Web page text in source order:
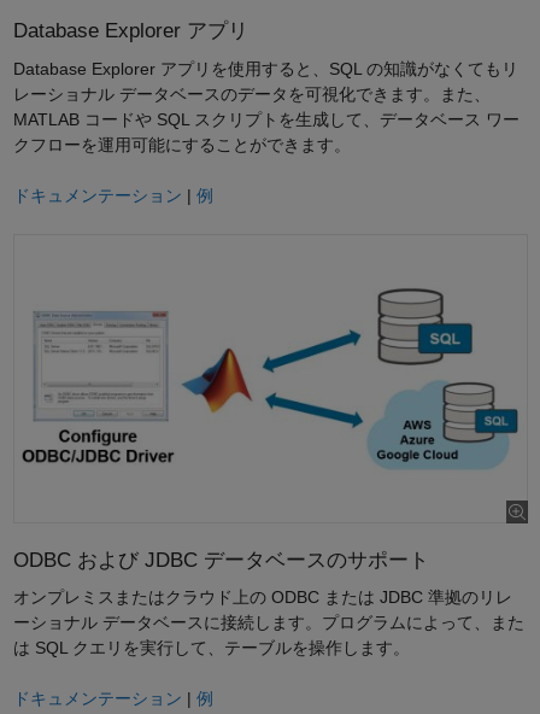
Database Explorer アプリ
Database Explorer アプリを使用すると、SQL の知識がなくてもリ
レーショナル データベースのデータを可視化できます。また、
MATLAB コードや SQL スクリプトを生成して、データベース ワー
クフローを運用可能にすることができます。
ドキュメンテーション | 例
ODBC および JDBC データベースのサポート
オンプレミスまたはクラウド上の ODBC または JDBC 準拠のリレ
ーショナル データベースに接続します。プログラムによって、また
は SQL クエリを実行して、テーブルを操作します。
ドキュメンテーション | 例